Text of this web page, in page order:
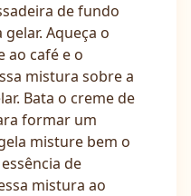
de fundo
Aqueça o
ao café e o
mistura sobre a
Bata o creme de
formar um
misture bem o
de
mistura ao